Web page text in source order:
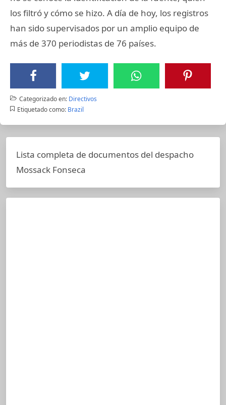
los filtró y cómo se hizo. A día de hoy, los registros
han sido supervisados por un amplio equipo de
más de 370 periodistas de 76 países.
Categorizado en: Directivos
Etiquetado como: Brazil
Lista completa de documentos del despacho
Mossack Fonseca